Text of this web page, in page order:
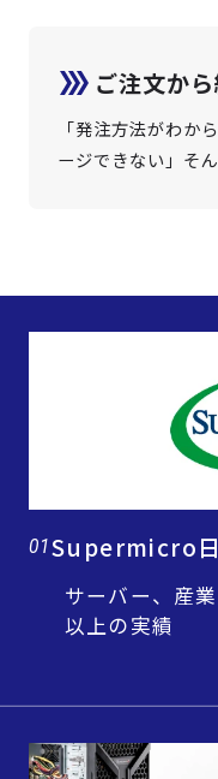
ご注文か
「発注方法がわか
ージできない」そ
01Supermicro
サーバー、産
以上の実績